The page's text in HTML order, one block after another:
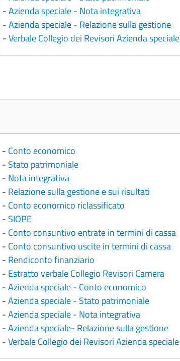
-Azienda speciale - Nota integrativa
-Azienda speciale - Relazione sulla gestione
-Verbale Collegio dei Revisori Azienda speciale
- Conto economico
- Stato patrimoniale
- Nota integrativa
- Relazione sulla gestione e sui risultati
- Conto economico riclassificato
- SIOPE
- Conto consuntivo entrate in termini di cassa
- Conto consuntivo uscite in termini di cassa
- Rendiconto finanziario
- Estratto verbale Collegio Revisori Camera
-Azienda speciale - Conto economico
-Azienda speciale - Stato patrimoniale
-Azienda speciale - Nota integrativa
-Azienda speciale- Relazione sulla gestione
-Verbale Collegio dei Revisori Azienda speciale